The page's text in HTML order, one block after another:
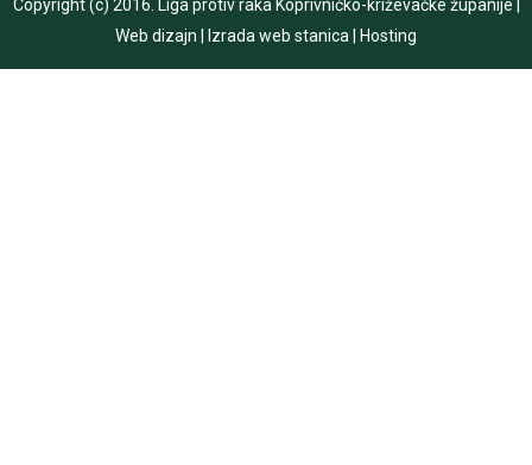
Copyright (c) 2016. Liga protiv raka Koprivničko-križevačke županije
Web dizajn
Izrada web stanica Hosting